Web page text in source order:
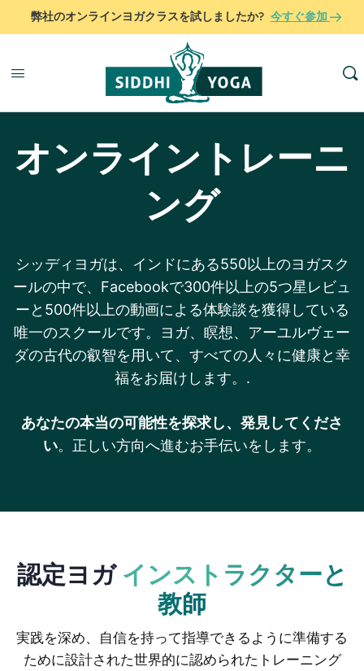
弊社のオンラインヨガクラスを試しましたか? 今すぐ参加
オンライントレーニ
ング
シッディヨガは、インドにある550以上のヨガスク
ールの中で、Facebookで300件以上の5つ星レビュ
ーと500件以上の動画による体験談を獲得している
唯一のスクールです。ヨガ、瞑想、アーユルヴェー
ダの古代の叡智を用いて、すべての人々に健康と幸
福をお届けします。.
あなたの本当の可能性を探求し、発見してくださ
い。正しい方向へ進むお手伝いをします。
認定ヨガインストラクターと
教師
実践を深め、自信を持って指導できるように準備する
ために設計された世界的に認められたトレーニング
もっと知る もっと知る